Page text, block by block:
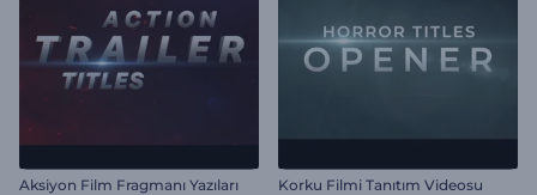
Aksiyon Film Fragmanı Yazıları
Korku Filmi Tanıtım Videosu